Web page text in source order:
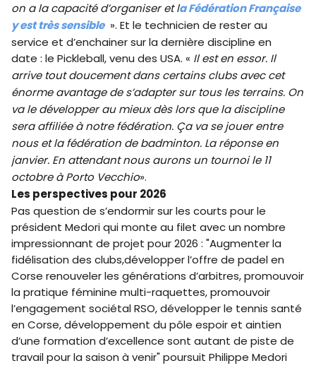
on a la capacité d’organiser et la Fédération Française
y est très sensible ». Et le technicien de rester au
service et d’enchainer sur la dernière discipline en
date : le Pickleball, venu des USA. « Il est en essor. Il
arrive tout doucement dans certains clubs avec cet
énorme avantage de s’adapter sur tous les terrains. On
va le développer au mieux dès lors que la discipline
sera affiliée à notre fédération. Ça va se jouer entre
nous et la fédération de badminton. La réponse en
janvier. En attendant nous aurons un tournoi le 11
octobre à Porto Vecchio».
Les perspectives pour 2026
Pas question de s’endormir sur les courts pour le
président Medori qui monte au filet avec un nombre
impressionnant de projet pour 2026 : "Augmenter la
fidélisation des clubs,développer l’offre de padel en
Corse renouveler les générations d’arbitres, promouvoir
la pratique féminine multi-raquettes, promouvoir
l’engagement sociétal RSO, développer le tennis santé
en Corse, développement du pôle espoir et aintien
d’une formation d’excellence sont autant de piste de
travail pour la saison à venir" poursuit Philippe Medori